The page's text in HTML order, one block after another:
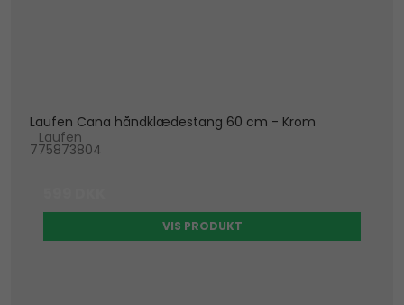
Laufen Cana håndklædestang 60 cm - Krom
Laufen
775873804
VIS PRODUKT